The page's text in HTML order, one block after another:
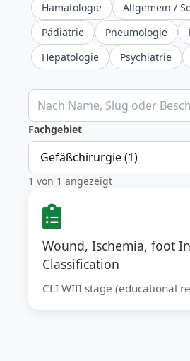
Hämatologie
Allgemein /
Pädiatrie
Pneumologie
Hepatologie
Psychiatrie
Klinische Rechner durchsuchen
Fachgebiet
1 von 1 angezeigt
Wound, Ischemia, foot
Classification
CLI WIfI stage (educational